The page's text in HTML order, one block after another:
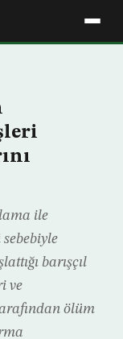
ile
barışçıl
ve
ölüm